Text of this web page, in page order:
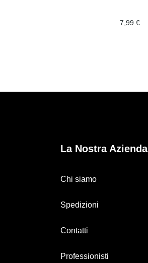
7,99 €
La Nostra Azienda
Chi siamo
Spedizioni
Contatti
Professionisti